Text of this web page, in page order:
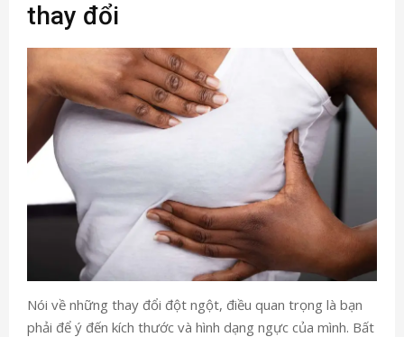
thay đổi
Nói về những thay đổi đột ngột, điều quan trọng là bạn
phải để ý đến kích thước và hình dạng ngực của mình. Bất